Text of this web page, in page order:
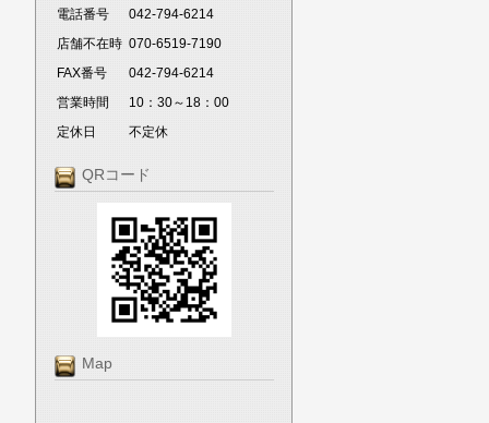
電話番号
042-794-6214
店舗不在時 070-6519-7190
FAX番号
042-794-6214
営業時間
10：30～18：00
定休日
不定休
QRコード
Map